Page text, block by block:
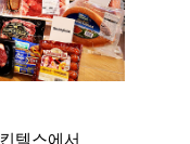
텍스에서